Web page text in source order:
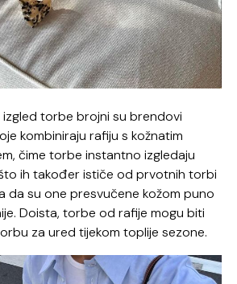
izgled torbe brojni su brendovi
kombiniraju rafiju s kožnatim
čime torbe instantno izgledaju
ih također ističe od prvotnih torbi
da su one presvučene kožom puno
Doista, torbe od rafije mogu biti
za ured tijekom toplije sezone.